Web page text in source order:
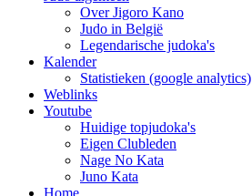
Over Jigoro Kano
Judo in België
Legendarische judoka's
Kalender
Statistieken (google analytics)
Weblinks
Youtube
Huidige topjudoka's
Eigen Clubleden
Nage No Kata
Juno Kata
Home